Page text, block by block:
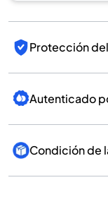
Protección
Autenticado
Condición de